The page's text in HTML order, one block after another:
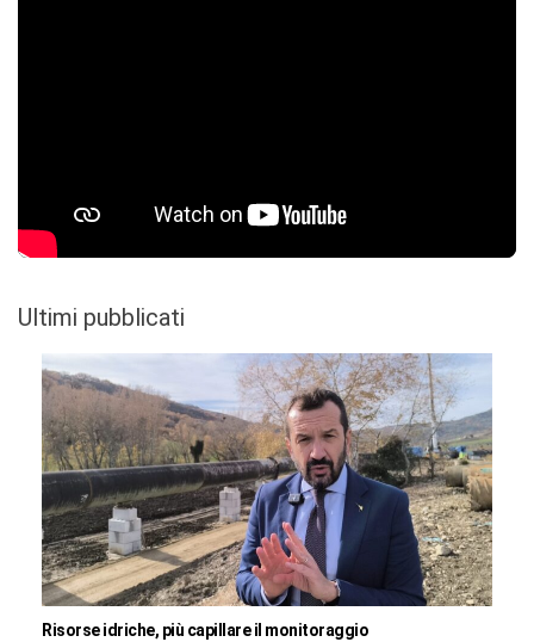
Ultimi pubblicati
Risorse idriche, più capillare il monitoraggio